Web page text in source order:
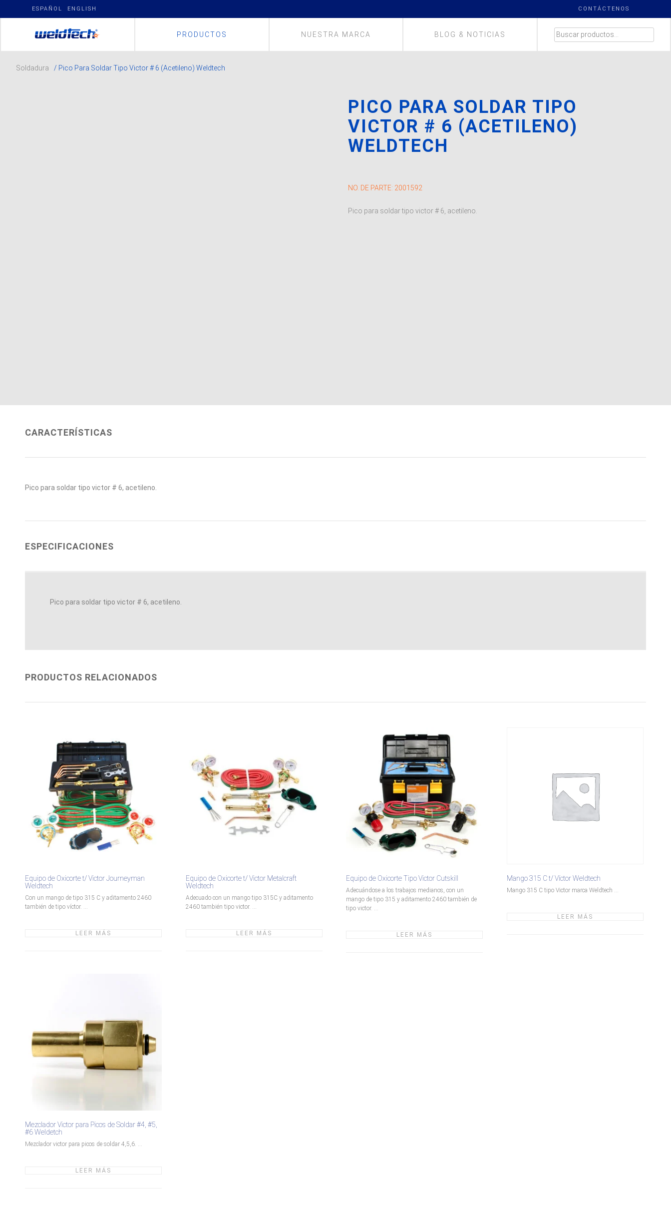
ESPAÑOL ENGLISH CONTÁCTENOS
PRODUCTOS NUESTRA MARCA BLOG & NOTICIAS BUSCAR
Soldadura
/ Pico Para Soldar Tipo Victor # 6 (Acetileno) Weldtech
PICO PARA SOLDAR TIPO
VICTOR # 6 (ACETILENO)
WELDTECH
NO. DE PARTE: 2001592
Pico para soldar tipo victor # 6, acetileno.
CARACTERÍSTICAS
Pico para soldar tipo victor # 6, acetileno.
ESPECIFICACIONES
Pico para soldar tipo victor # 6, acetileno.
PRODUCTOS RELACIONADOS
Equipo de Oxicorte t/ Victor Journeyman
Weldtech
Con un mango de tipo 315 C y aditamento 2460
también de tipo víctor. ...
LEER MÁS
Equipo de Oxicorte t/ Victor Metalcraft
Weldtech
Adecuado con un mango tipo 315C y aditamento
2460 también tipo victor. ...
LEER MÁS
Equipo de Oxicorte Tipo Victor Cutskill
Adecuándose a los trabajos medianos, con un
mango de tipo 315 y aditamento 2460 también de
tipo victor. ...
LEER MÁS
Mango 315 C t/ Víctor Weldtech
Mango 315 C tipo Victor marca Weldtech ...
LEER MÁS
Mezclador Victor para Picos de Soldar #4, #5,
#6 Weldetch
Mezclador victor para picos de soldar 4,5,6. ...
LEER MÁS